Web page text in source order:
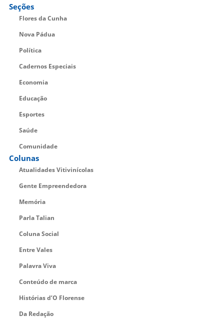
Seções
Flores da Cunha
Nova Pádua
Política
Cadernos Especiais
Economia
Educação
Esportes
Saúde
Comunidade
Colunas
Atualidades Vitivinícolas
Gente Empreendedora
Memória
Parla Talian
Coluna Social
Entre Vales
Palavra Viva
Conteúdo de marca
Histórias d’O Florense
Da Redação